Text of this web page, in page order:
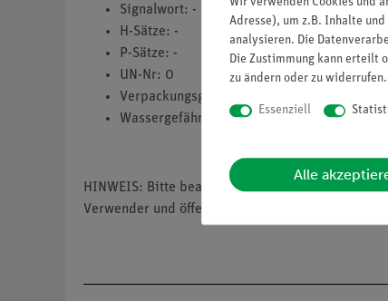
Signalwort: -
H-Sätze: -
P-Sätze: -
UN-Nr: 0
Verpackungsgruppe: 0
Wassergefährdungsklasse: 1
HINWEIS: Bitte beachten Sie, dass wir keine
Verwender und öffentliche Forschungs-,
Adresse), um z.B. Inhalte
analysieren. Die
Die Zustimmung kann erteilt
zu ändern oder zu
Essenziell
Alle